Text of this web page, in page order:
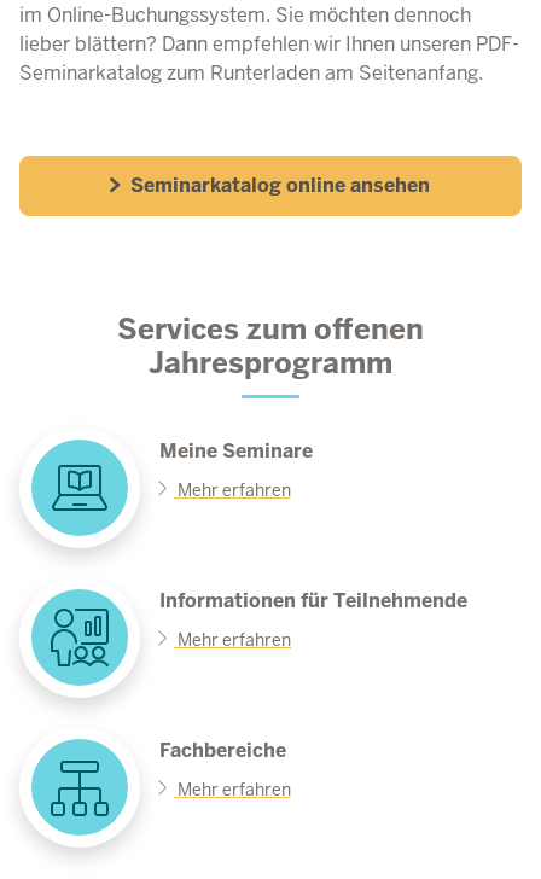
im Online-Buchungssystem. Sie möchten dennoch
lieber blättern? Dann empfehlen wir Ihnen unseren PDF-
Seminarkatalog zum Runterladen am Seitenanfang.
Seminarkatalog online ansehen
Services zum offenen
Jahresprogramm
Meine Seminare
Mehr erfahren
Informationen für Teilnehmende
Mehr erfahren
Fachbereiche
Mehr erfahren